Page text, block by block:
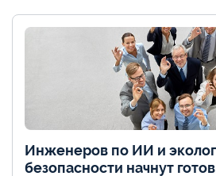
Инженеров по ИИ и
безопасности начнут